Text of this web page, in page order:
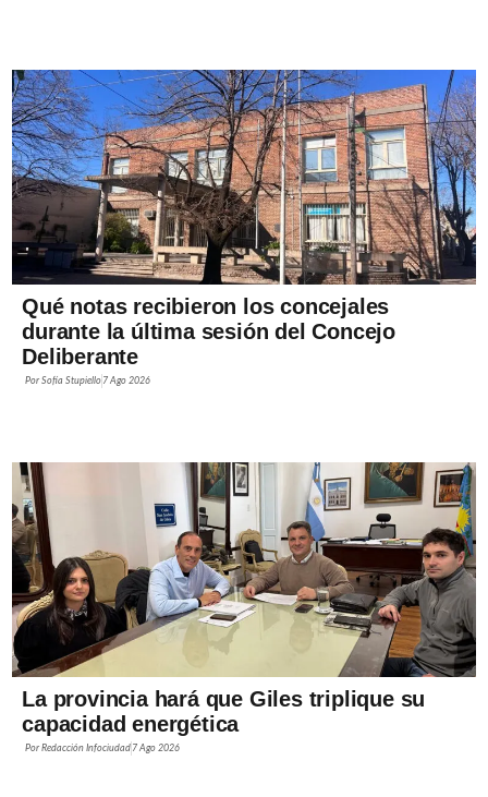
Qué notas recibieron los concejales
durante la última sesión del Concejo
Deliberante
PorSofía Stupiello 7 Ago 2026
La provincia hará que Giles triplique su
capacidad energética
PorRedacción Infociudad 7 Ago 2026